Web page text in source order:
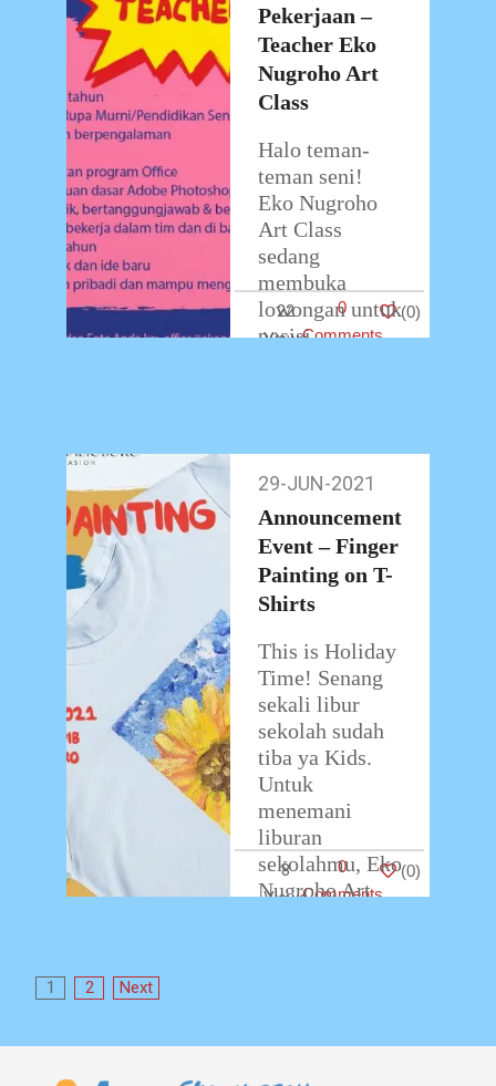
…
Pekerjaan –
Teacher Eko
Nugroho Art
Class
Halo teman-
teman seni!
Eko Nugroho
Art Class
sedang
membuka
lowongan untuk
posisi
usia 22-30
tahun Lulusan
min. S1 (Seni
Rupa
…
22
0
Comments
(0)
Jun-
2021
29-JUN-2021
Announcement
Event – Finger
Painting on T-
Shirts
This is Holiday
Time! Senang
sekali libur
sekolah sudah
tiba ya Kids.
Untuk
menemani
liburan
sekolahmu, Eko
Nugroho Art
8
0
Comments
(0)
Posts
1 2 Next